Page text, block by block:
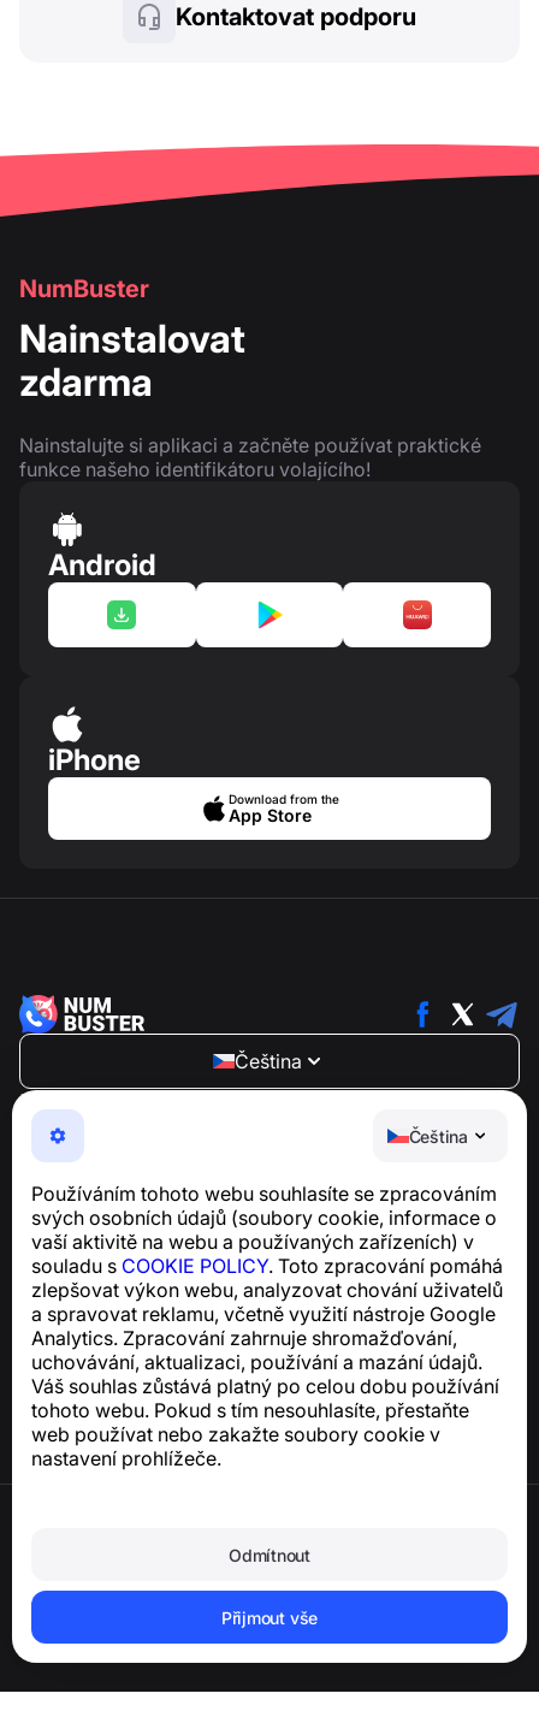
Čeština
Používáním tohoto webu souhlasíte se zpracováním
svých osobních údajů (soubory cookie, informace o
vaší aktivitě na webu a používaných zařízeních) v
souladu s COOKIE POLICY. Toto zpracování pomáhá
zlepšovat výkon webu, analyzovat chování uživatelů
a spravovat reklamu, včetně využití nástroje Google
Analytics. Zpracování zahrnuje shromažďování,
uchovávání, aktualizaci, používání a mazání údajů.
Váš souhlas zůstává platný po celou dobu používání
tohoto webu. Pokud s tím nesouhlasíte, přestaňte
web používat nebo zakažte soubory cookie v
nastavení prohlížeče.
Odmítnout
Přijmout vše
Kontaktovat podporu
NumBuster
Nainstalovat
zdarma
Nainstalujte si aplikaci a začněte používat praktické
funkce našeho identifikátoru volajícího!
Android
iPhone
Download from the
App Store
Čeština
NumBuster © 2013—2026 ·
Snadno použitelná aplikace, která vás chrání před
telefonními podvody, spamem a nevyžádanými
Pro dotazy týkající se souladu s GDPR:
support@numbuster.com
Centrum nápovědy
Zprávy a články
O projektu
Kontakty
Zásady používání souborů cookie
Smazání účtu a osobních údajů